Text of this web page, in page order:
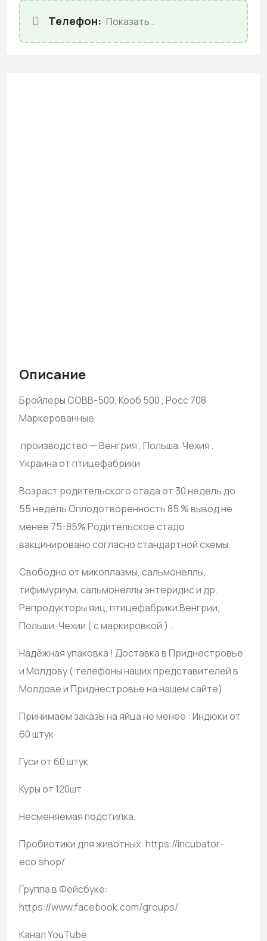
Телефон: Показать..
Описание
Бройлеры COBB-500, Кооб 500 , Росс 708
Маркерованные
производство — Венгрия , Польша, Чехия ,
Украина от птицефабрики
Возраст родительского стада от 30 недель до
55 недель Оплодотворенность 85 % вывод не
менее 75-85% Родительское стадо
вакцинировано согласно стандартной схемы.
Свободно от микоплазмы, сальмонеллы,
тифимуриум, сальмонеллы энтеридис и др.
Репродукторы яиц, птицефабрики Венгрии,
Польши, Чехии ( с маркировкой ) .
Надёжная упаковка ! Доставка в Приднестровье
и Молдову ( телефоны наших представителей в
Молдове и Приднестровье на нашем сайте)
Принимаем заказы на яйца не менее : Индюки от
60 штук
Гуси от 60 штук
Куры от 120шт
Несменяемая подстилка,
Пробиотики для животных: https://incubator-
eco.shop/
Группа в Фейсбуке:
https://www.facebook.com/groups/
Канал YouTube